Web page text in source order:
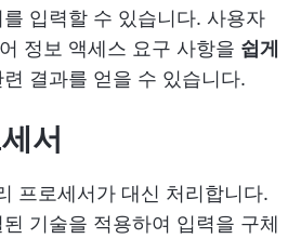
입력할 수 있습니다. 사용자
정보 액세스 요구 사항을 쉽게
결과를 얻을 수 있습니다.
서
프로세서가 대신 처리합니다.
기술을 적용하여 입력을 구체